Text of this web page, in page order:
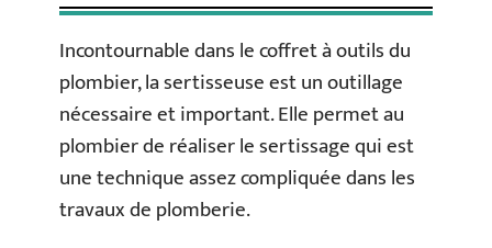
Incontournable dans le coffret à outils du
plombier, la sertisseuse est un outillage
nécessaire et important. Elle permet au
plombier de réaliser le sertissage qui est
une technique assez compliquée dans les
travaux de plomberie.